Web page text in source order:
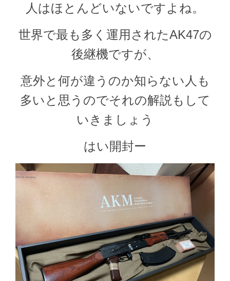
人はほとんどいないですよね。
世界で最も多く運用されたAK47の
後継機ですが、
意外と何が違うのか知らない人も
多いと思うのでそれの解説もして
いきましょう
はい開封ー